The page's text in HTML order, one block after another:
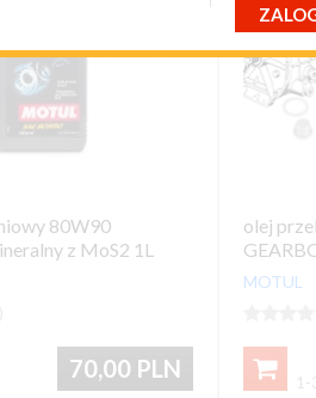
przypomnij mi hasło
80W90
z MoS2 1L
70,00 PLN
olej
MOTUL
